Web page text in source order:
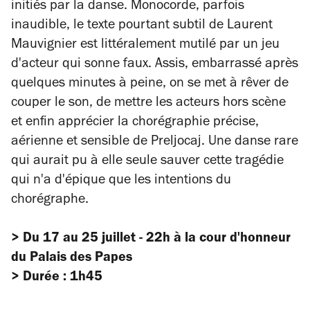
initiés par la danse. Monocorde, parfois
inaudible, le texte pourtant subtil de Laurent
Mauvignier est littéralement mutilé par un jeu
d'acteur qui sonne faux. Assis, embarrassé après
quelques minutes à peine, on se met à rêver de
couper le son, de mettre les acteurs hors scène
et enfin apprécier la chorégraphie précise,
aérienne et sensible de Preljocaj. Une danse rare
qui aurait pu à elle seule sauver cette tragédie
qui n'a d'épique que les intentions du
chorégraphe.
> Du 17 au 25 juillet - 22h à la cour d'honneur
du Palais des Papes
> Durée : 1h45